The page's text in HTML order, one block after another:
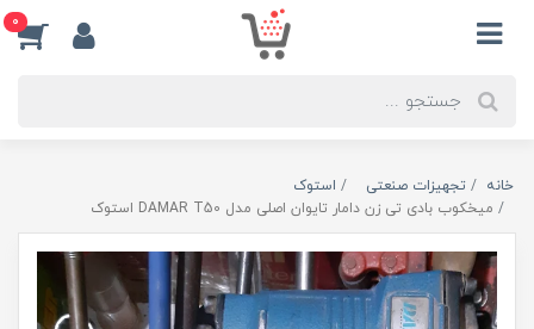
0
خانه تجهیزات صنعتی
استوک
میخکوب بادی تی زن دامار تایوان اصلی مدل DAMAR T50 استوک